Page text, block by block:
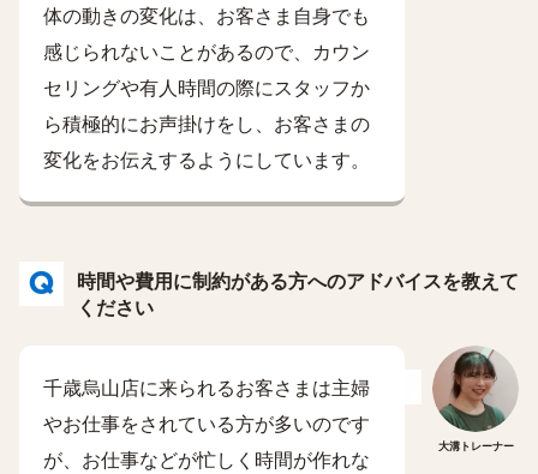
体の動きの変化は、お客さま自身でも
感じられないことがあるので、カウン
セリングや有人時間の際にスタッフか
ら積極的にお声掛けをし、お客さまの
変化をお伝えするようにしています。
時間や費用に制約がある方へのアドバイスを教えて
ください
大溝トレーナー
千歳烏山店に来られるお客さまは主婦
やお仕事をされている方が多いのです
が、お仕事などが忙しく時間が作れな